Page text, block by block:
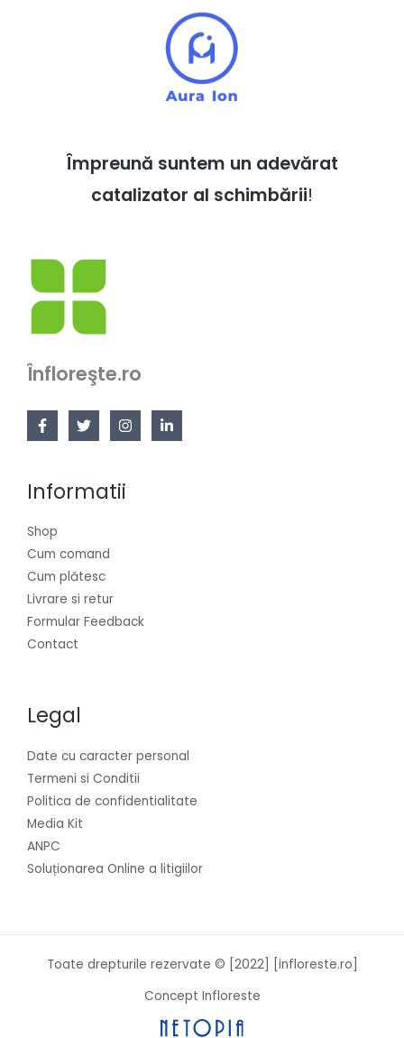
Împreună suntem un adevărat
catalizator al schimbării!
Înfloreşte.ro
Informatii
Shop
Cum comand
Cum plătesc
Livrare si retur
Formular Feedback
Contact
Legal
Date cu caracter personal
Termeni si Conditii
Politica de confidentialitate
Media Kit
ANPC
Soluționarea Online a litigiilor
Toate drepturile rezervate © [2022] [infloreste.ro]
Concept Infloreste